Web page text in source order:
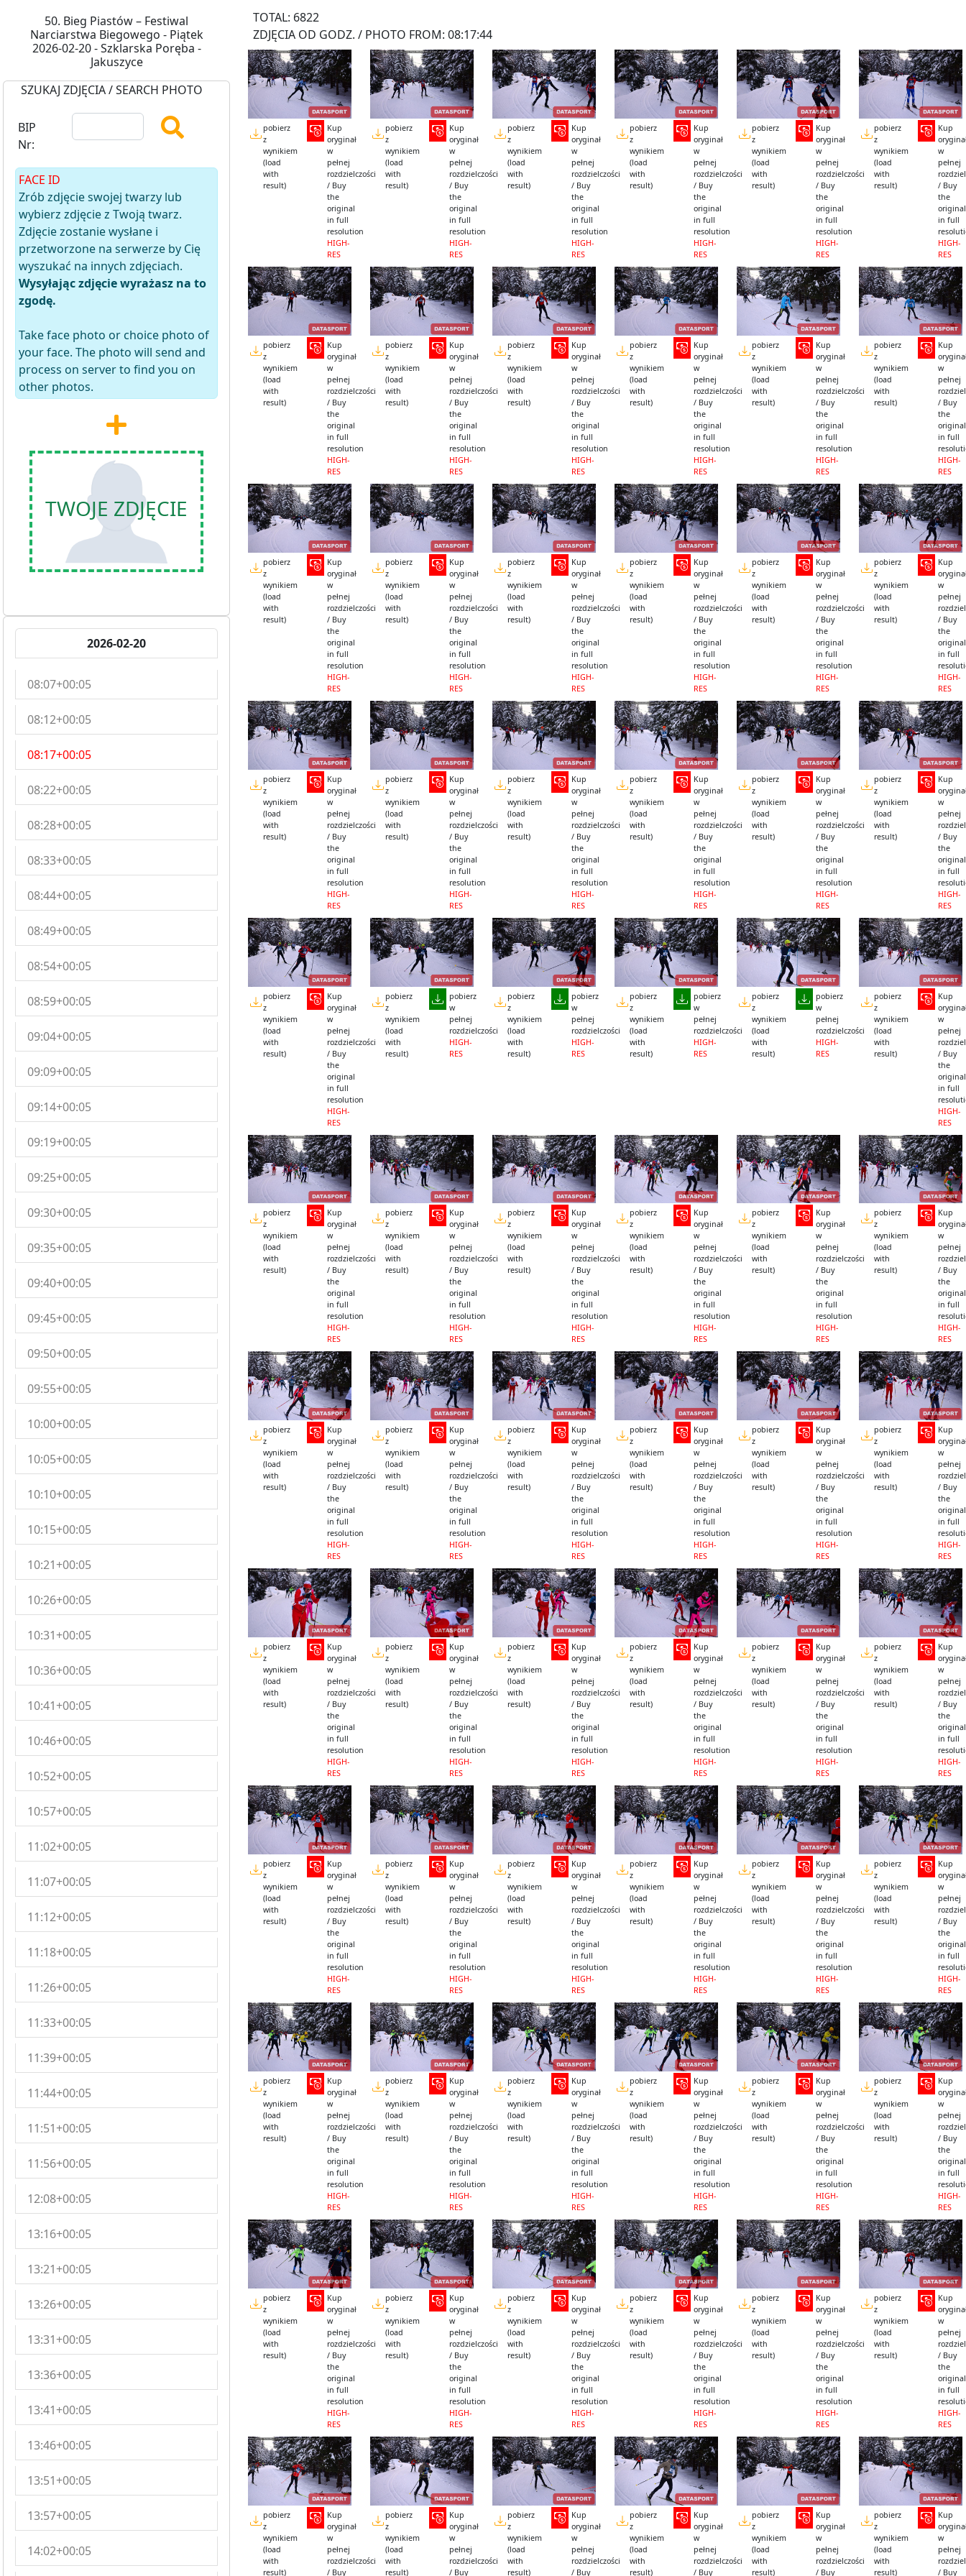
50. Bieg Piastów – Festiwal
Narciarstwa Biegowego - Piątek
2026-02-20 - Szklarska Poręba -
Jakuszyce
SZUKAJ ZDJĘCIA / SEARCH PHOTO
BIP
Nr:
FACE ID
Zrób zdjęcie swojej twarzy lub
wybierz zdjęcie z Twoją twarz.
Zdjęcie zostanie wysłane i
przetworzone na serwerze by Cię
wyszukać na innych zdjęciach.
Wysyłając zdjęcie wyrażasz na to
zgodę.
Take face photo or choice photo of
your face. The photo will send and
process on server to find you on
other photos.
TWOJE ZDJĘCIE
2026-02-20
08:07+00:05
08:12+00:05
08:17+00:05
08:22+00:05
08:28+00:05
08:33+00:05
08:44+00:05
08:49+00:05
08:54+00:05
08:59+00:05
09:04+00:05
09:09+00:05
09:14+00:05
09:19+00:05
09:25+00:05
09:30+00:05
09:35+00:05
09:40+00:05
09:45+00:05
09:50+00:05
09:55+00:05
10:00+00:05
10:05+00:05
10:10+00:05
10:15+00:05
10:21+00:05
10:26+00:05
10:31+00:05
10:36+00:05
10:41+00:05
10:46+00:05
10:52+00:05
10:57+00:05
11:02+00:05
11:07+00:05
11:12+00:05
11:18+00:05
11:26+00:05
11:33+00:05
11:39+00:05
11:44+00:05
11:51+00:05
11:56+00:05
12:08+00:05
13:16+00:05
13:21+00:05
13:26+00:05
13:31+00:05
13:36+00:05
13:41+00:05
13:46+00:05
13:51+00:05
13:57+00:05
14:02+00:05
TOTAL: 6822
ZDJĘCIA OD GODZ. / PHOTO FROM: 08:17:44
pobierz
z
wynikiem
(load
with
result)
Kup
oryginał
w
pełnej
rozdzielczości
/ Buy
the
original
in full
resolution
HIGH-
RES
pobierz
z
wynikiem
(load
with
result)
Kup
oryginał
w
pełnej
rozdzielczości
/ Buy
the
original
in full
resolution
HIGH-
RES
pobierz
z
wynikiem
(load
with
result)
Kup
oryginał
w
pełnej
rozdzielczości
/ Buy
the
original
in full
resolution
HIGH-
RES
pobierz
z
wynikiem
(load
with
result)
Kup
oryginał
w
pełnej
rozdzielczości
/ Buy
the
original
in full
resolution
HIGH-
RES
pobierz
z
wynikiem
(load
with
result)
Kup
oryginał
w
pełnej
rozdzielczości
/ Buy
the
original
in full
resolution
HIGH-
RES
pobierz
z
wynikiem
(load
with
result)
Kup
w
pełnej
/ Buy
the
original
in full
HIGH-
RES
pobierz
z
wynikiem
(load
with
result)
Kup
oryginał
w
pełnej
rozdzielczości
/ Buy
the
original
in full
resolution
HIGH-
RES
pobierz
z
wynikiem
(load
with
result)
Kup
oryginał
w
pełnej
rozdzielczości
/ Buy
the
original
in full
resolution
HIGH-
RES
pobierz
z
wynikiem
(load
with
result)
Kup
oryginał
w
pełnej
rozdzielczości
/ Buy
the
original
in full
resolution
HIGH-
RES
pobierz
z
wynikiem
(load
with
result)
Kup
oryginał
w
pełnej
rozdzielczości
/ Buy
the
original
in full
resolution
HIGH-
RES
pobierz
z
wynikiem
(load
with
result)
Kup
oryginał
w
pełnej
rozdzielczości
/ Buy
the
original
in full
resolution
HIGH-
RES
pobierz
z
wynikiem
(load
with
result)
Kup
w
pełnej
/ Buy
the
original
in full
HIGH-
RES
pobierz
z
wynikiem
(load
with
result)
Kup
oryginał
w
pełnej
rozdzielczości
/ Buy
the
original
in full
resolution
HIGH-
RES
pobierz
z
wynikiem
(load
with
result)
Kup
oryginał
w
pełnej
rozdzielczości
/ Buy
the
original
in full
resolution
HIGH-
RES
pobierz
z
wynikiem
(load
with
result)
Kup
oryginał
w
pełnej
rozdzielczości
/ Buy
the
original
in full
resolution
HIGH-
RES
pobierz
z
wynikiem
(load
with
result)
Kup
oryginał
w
pełnej
rozdzielczości
/ Buy
the
original
in full
resolution
HIGH-
RES
pobierz
z
wynikiem
(load
with
result)
Kup
oryginał
w
pełnej
rozdzielczości
/ Buy
the
original
in full
resolution
HIGH-
RES
pobierz
z
wynikiem
(load
with
result)
Kup
w
pełnej
/ Buy
the
original
in full
HIGH-
RES
pobierz
z
wynikiem
(load
with
result)
Kup
oryginał
w
pełnej
rozdzielczości
/ Buy
the
original
in full
resolution
HIGH-
RES
pobierz
z
wynikiem
(load
with
result)
Kup
oryginał
w
pełnej
rozdzielczości
/ Buy
the
original
in full
resolution
HIGH-
RES
pobierz
z
wynikiem
(load
with
result)
Kup
oryginał
w
pełnej
rozdzielczości
/ Buy
the
original
in full
resolution
HIGH-
RES
pobierz
z
wynikiem
(load
with
result)
Kup
oryginał
w
pełnej
rozdzielczości
/ Buy
the
original
in full
resolution
HIGH-
RES
pobierz
z
wynikiem
(load
with
result)
Kup
oryginał
w
pełnej
rozdzielczości
/ Buy
the
original
in full
resolution
HIGH-
RES
pobierz
z
wynikiem
(load
with
result)
Kup
w
pełnej
/ Buy
the
original
in full
HIGH-
RES
pobierz
z
wynikiem
(load
with
result)
Kup
oryginał
w
pełnej
rozdzielczości
/ Buy
the
original
in full
resolution
HIGH-
RES
pobierz
z
wynikiem
(load
with
result)
pobierz
w
pełnej
rozdzielczości
HIGH-
RES
pobierz
z
wynikiem
(load
with
result)
pobierz
w
pełnej
rozdzielczości
HIGH-
RES
pobierz
z
wynikiem
(load
with
result)
pobierz
w
pełnej
rozdzielczości
HIGH-
RES
pobierz
z
wynikiem
(load
with
result)
pobierz
w
pełnej
rozdzielczości
HIGH-
RES
pobierz
z
wynikiem
(load
with
result)
Kup
w
pełnej
/ Buy
the
original
in full
HIGH-
RES
pobierz
z
wynikiem
(load
with
result)
Kup
oryginał
w
pełnej
rozdzielczości
/ Buy
the
original
in full
resolution
HIGH-
RES
pobierz
z
wynikiem
(load
with
result)
Kup
oryginał
w
pełnej
rozdzielczości
/ Buy
the
original
in full
resolution
HIGH-
RES
pobierz
z
wynikiem
(load
with
result)
Kup
oryginał
w
pełnej
rozdzielczości
/ Buy
the
original
in full
resolution
HIGH-
RES
pobierz
z
wynikiem
(load
with
result)
Kup
oryginał
w
pełnej
rozdzielczości
/ Buy
the
original
in full
resolution
HIGH-
RES
pobierz
z
wynikiem
(load
with
result)
Kup
oryginał
w
pełnej
rozdzielczości
/ Buy
the
original
in full
resolution
HIGH-
RES
pobierz
z
wynikiem
(load
with
result)
Kup
w
pełnej
/ Buy
the
original
in full
HIGH-
RES
pobierz
z
wynikiem
(load
with
result)
Kup
oryginał
w
pełnej
rozdzielczości
/ Buy
the
original
in full
resolution
HIGH-
RES
pobierz
z
wynikiem
(load
with
result)
Kup
oryginał
w
pełnej
rozdzielczości
/ Buy
the
original
in full
resolution
HIGH-
RES
pobierz
z
wynikiem
(load
with
result)
Kup
oryginał
w
pełnej
rozdzielczości
/ Buy
the
original
in full
resolution
HIGH-
RES
pobierz
z
wynikiem
(load
with
result)
Kup
oryginał
w
pełnej
rozdzielczości
/ Buy
the
original
in full
resolution
HIGH-
RES
pobierz
z
wynikiem
(load
with
result)
Kup
oryginał
w
pełnej
rozdzielczości
/ Buy
the
original
in full
resolution
HIGH-
RES
pobierz
z
wynikiem
(load
with
result)
Kup
w
pełnej
/ Buy
the
original
in full
HIGH-
RES
pobierz
z
wynikiem
(load
with
result)
Kup
oryginał
w
pełnej
rozdzielczości
/ Buy
the
original
in full
resolution
HIGH-
RES
pobierz
z
wynikiem
(load
with
result)
Kup
oryginał
w
pełnej
rozdzielczości
/ Buy
the
original
in full
resolution
HIGH-
RES
pobierz
z
wynikiem
(load
with
result)
Kup
oryginał
w
pełnej
rozdzielczości
/ Buy
the
original
in full
resolution
HIGH-
RES
pobierz
z
wynikiem
(load
with
result)
Kup
oryginał
w
pełnej
rozdzielczości
/ Buy
the
original
in full
resolution
HIGH-
RES
pobierz
z
wynikiem
(load
with
result)
Kup
oryginał
w
pełnej
rozdzielczości
/ Buy
the
original
in full
resolution
HIGH-
RES
pobierz
z
wynikiem
(load
with
result)
Kup
w
pełnej
/ Buy
the
original
in full
HIGH-
RES
pobierz
z
wynikiem
(load
with
result)
Kup
oryginał
w
pełnej
rozdzielczości
/ Buy
the
original
in full
resolution
HIGH-
RES
pobierz
z
wynikiem
(load
with
result)
Kup
oryginał
w
pełnej
rozdzielczości
/ Buy
the
original
in full
resolution
HIGH-
RES
pobierz
z
wynikiem
(load
with
result)
Kup
oryginał
w
pełnej
rozdzielczości
/ Buy
the
original
in full
resolution
HIGH-
RES
pobierz
z
wynikiem
(load
with
result)
Kup
oryginał
w
pełnej
rozdzielczości
/ Buy
the
original
in full
resolution
HIGH-
RES
pobierz
z
wynikiem
(load
with
result)
Kup
oryginał
w
pełnej
rozdzielczości
/ Buy
the
original
in full
resolution
HIGH-
RES
pobierz
z
wynikiem
(load
with
result)
Kup
w
pełnej
/ Buy
the
original
in full
HIGH-
RES
pobierz
z
wynikiem
(load
with
result)
Kup
oryginał
w
pełnej
rozdzielczości
/ Buy
the
original
in full
resolution
HIGH-
RES
pobierz
z
wynikiem
(load
with
result)
Kup
oryginał
w
pełnej
rozdzielczości
/ Buy
the
original
in full
resolution
HIGH-
RES
pobierz
z
wynikiem
(load
with
result)
Kup
oryginał
w
pełnej
rozdzielczości
/ Buy
the
original
in full
resolution
HIGH-
RES
pobierz
z
wynikiem
(load
with
result)
Kup
oryginał
w
pełnej
rozdzielczości
/ Buy
the
original
in full
resolution
HIGH-
RES
pobierz
z
wynikiem
(load
with
result)
Kup
oryginał
w
pełnej
rozdzielczości
/ Buy
the
original
in full
resolution
HIGH-
RES
pobierz
z
wynikiem
(load
with
result)
Kup
w
pełnej
/ Buy
the
original
in full
HIGH-
RES
pobierz
z
wynikiem
(load
with
result)
Kup
oryginał
w
pełnej
rozdzielczości
/ Buy
the
original
in full
resolution
HIGH-
RES
pobierz
z
wynikiem
(load
with
result)
Kup
oryginał
w
pełnej
rozdzielczości
/ Buy
the
original
in full
resolution
HIGH-
RES
pobierz
z
wynikiem
(load
with
result)
Kup
oryginał
w
pełnej
rozdzielczości
/ Buy
the
original
in full
resolution
HIGH-
RES
pobierz
z
wynikiem
(load
with
result)
Kup
oryginał
w
pełnej
rozdzielczości
/ Buy
the
original
in full
resolution
HIGH-
RES
pobierz
z
wynikiem
(load
with
result)
Kup
oryginał
w
pełnej
rozdzielczości
/ Buy
the
original
in full
resolution
HIGH-
RES
pobierz
z
wynikiem
(load
with
result)
Kup
w
pełnej
/ Buy
the
original
in full
HIGH-
RES
pobierz
z
wynikiem
(load
with
result)
Kup
oryginał
w
pełnej
rozdzielczości
/ Buy
pobierz
z
wynikiem
(load
with
result)
Kup
oryginał
w
pełnej
rozdzielczości
/ Buy
pobierz
z
wynikiem
(load
with
result)
Kup
oryginał
w
pełnej
rozdzielczości
/ Buy
pobierz
z
wynikiem
(load
with
result)
Kup
oryginał
w
pełnej
rozdzielczości
/ Buy
pobierz
z
wynikiem
(load
with
result)
Kup
oryginał
w
pełnej
rozdzielczości
/ Buy
pobierz
z
wynikiem
(load
with
result)
Kup
w
pełnej
/ Buy